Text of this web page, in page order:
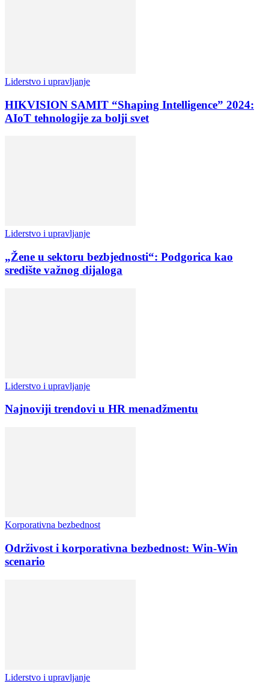
Liderstvo i upravljanje
HIKVISION SAMIT “Shaping Intelligence” 2024:
AIoT tehnologije za bolji svet
Liderstvo i upravljanje
„Žene u sektoru bezbjednosti“: Podgorica kao
središte važnog dijaloga
Liderstvo i upravljanje
Najnoviji trendovi u HR menadžmentu
Korporativna bezbednost
Održivost i korporativna bezbednost: Win-Win
scenario
Liderstvo i upravljanje